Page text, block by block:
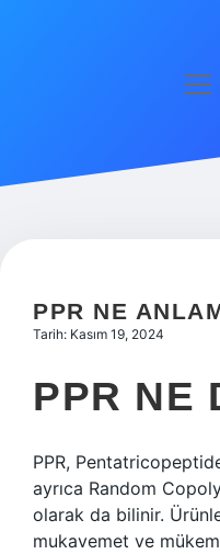
Hakkımızda
PPR NE
Tarih: Kasım 19, 2024
PPR NE
PPR,
ayrıca Random
olarak da bilinir.
mukavemet ve